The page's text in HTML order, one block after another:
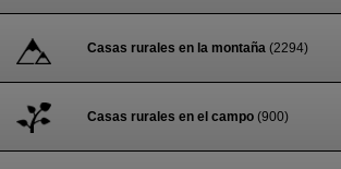
Casas rurales en la montaña (2294)
Casas rurales en el campo (900)